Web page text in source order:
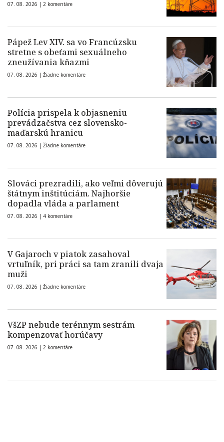
07. 08. 2026 | 2 komentáre
Pápež Lev XIV. sa vo Francúzsku
stretne s obeťami sexuálneho
zneužívania kňazmi
07. 08. 2026 | Žiadne komentáre
Polícia prispela k objasneniu
prevádzačstva cez slovensko-
maďarskú hranicu
07. 08. 2026 | Žiadne komentáre
Slováci prezradili, ako veľmi dôverujú
štátnym inštitúciám. Najhoršie
dopadla vláda a parlament
07. 08. 2026 | 4 komentáre
V Gajaroch v piatok zasahoval
vrtuľník, pri práci sa tam zranili dvaja
muži
07. 08. 2026 | Žiadne komentáre
VšZP nebude terénnym sestrám
kompenzovať horúčavy
07. 08. 2026 | 2 komentáre